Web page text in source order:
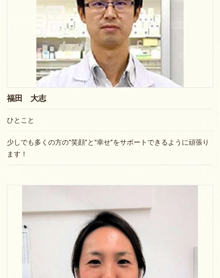
福田 大志
ひとこと
少しでも多くの方の“笑顔”と“幸せ”をサポートできるように頑張り
ます！